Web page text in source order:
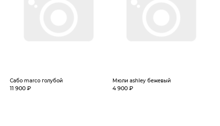
Сабо marco голубой
11 900 ₽
Мюли ashley бежевый
4 900 ₽